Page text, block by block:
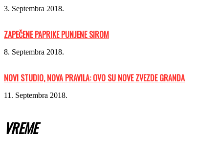
3. Septembra 2018.
ZAPEČENE PAPRIKE PUNJENE SIROM
8. Septembra 2018.
NOVI STUDIO, NOVA PRAVILA: OVO SU NOVE ZVEZDE GRANDA
11. Septembra 2018.
VREME